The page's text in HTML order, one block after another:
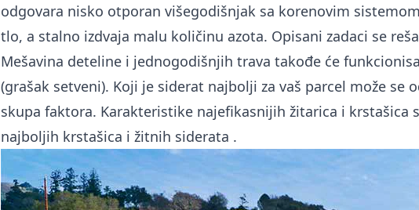
odgovara nisko otporan višegodišnjak sa korenovim
tlo, a stalno izdvaja malu količinu azota. Opisani zadaci se
Mešavina deteline i jednogodišnjih trava takođe će
(grašak setveni). Koji je siderat najbolji za vaš parcel može se
skupa faktora. Karakteristike najefikasnijih žitarica i krstašica
najboljih krstašica i žitnih siderata .